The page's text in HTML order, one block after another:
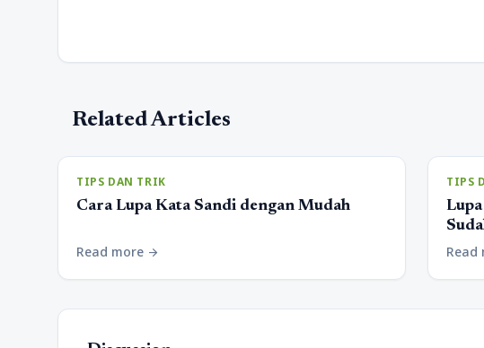
Related Articles
TIPS DAN TRIK
Cara Lupa Kata Sandi dengan Mudah
Read more arrow_forward
TIPS
Read